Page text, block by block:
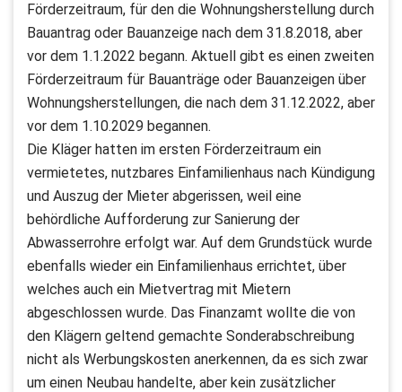
Förderzeitraum, für den die Wohnungsherstellung durch
Bauantrag oder Bauanzeige nach dem 31.8.2018, aber
vor dem 1.1.2022 begann. Aktuell gibt es einen zweiten
Förderzeitraum für Bauanträge oder Bauanzeigen über
Wohnungsherstellungen, die nach dem 31.12.2022, aber
vor dem 1.10.2029 begannen.
Die Kläger hatten im ersten Förderzeitraum ein
vermietetes, nutzbares Einfamilienhaus nach Kündigung
und Auszug der Mieter abgerissen, weil eine
behördliche Aufforderung zur Sanierung der
Abwasserrohre erfolgt war. Auf dem Grundstück wurde
ebenfalls wieder ein Einfamilienhaus errichtet, über
welches auch ein Mietvertrag mit Mietern
abgeschlossen wurde. Das Finanzamt wollte die von
den Klägern geltend gemachte Sonderabschreibung
nicht als Werbungskosten anerkennen, da es sich zwar
um einen Neubau handelte, aber kein zusätzlicher